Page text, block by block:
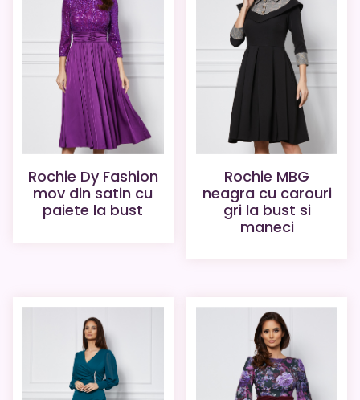
Rochie Dy Fashion
mov din satin cu
paiete la bust
Rochie MBG
neagra cu carouri
gri la bust si
maneci